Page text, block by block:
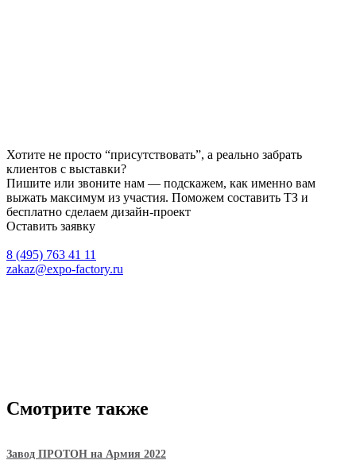
Хотите не просто “присутствовать”, а реально забрать
клиентов с выставки?
Пишите или звоните нам — подскажем, как именно вам
выжать максимум из участия. Поможем составить ТЗ и
бесплатно сделаем дизайн-проект
Оставить заявку
8 (495) 763 41 11
zakaz@expo-factory.ru
Смотрите также
Завод ПРОТОН на Армия 2022